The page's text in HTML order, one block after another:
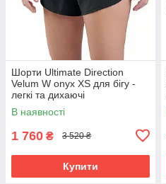
Шорти Ultimate Direction
Velum W onyx XS для бігу -
легкі та дихаючі
В наявності
1 760 ₴ 3 520 ₴
Купити